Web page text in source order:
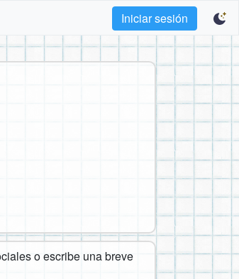
Iniciar sesión
o escribe una breve